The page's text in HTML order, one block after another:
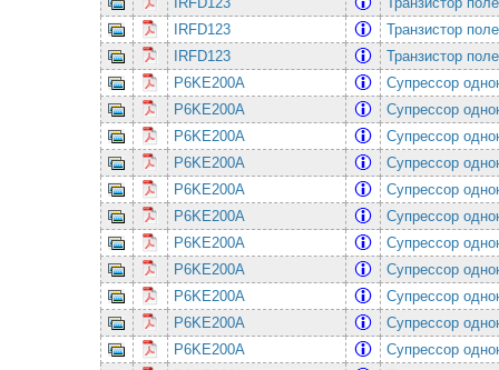
IRFD123
Транзистор
IRFD123
Транзистор
P6KE200A
Супрессор
P6KE200A
Супрессор
P6KE200A
Супрессор
P6KE200A
Супрессор
P6KE200A
Супрессор
P6KE200A
Супрессор
P6KE200A
Супрессор
P6KE200A
Супрессор
P6KE200A
Супрессор
P6KE200A
Супрессор
P6KE200A
Супрессор